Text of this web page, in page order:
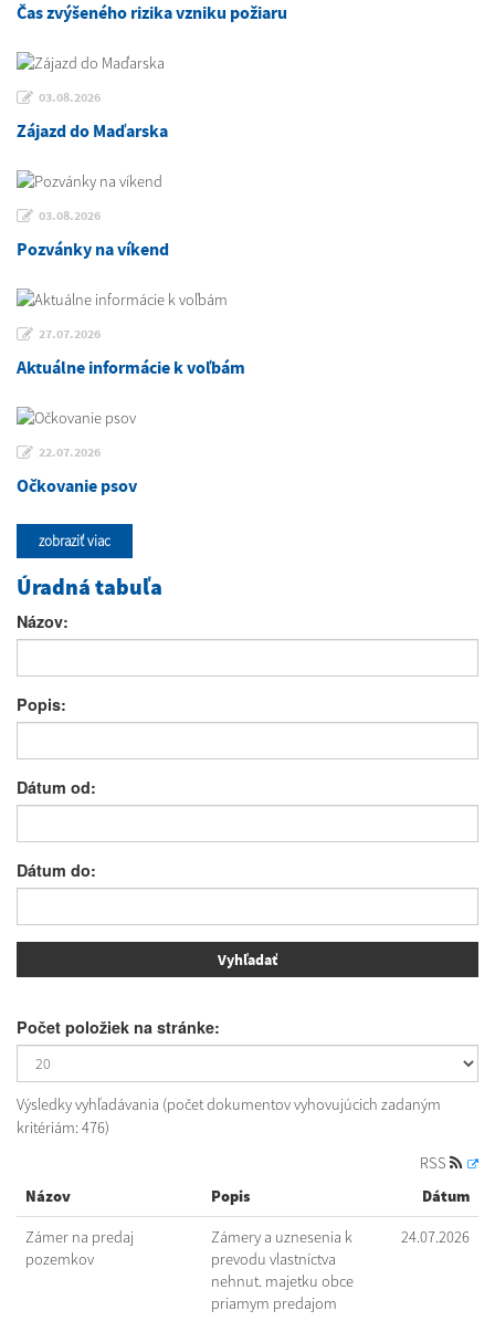
Čas zvýšeného rizika vzniku požiaru
03.08.2026
Zájazd do Maďarska
03.08.2026
Pozvánky na víkend
27.07.2026
Aktuálne informácie k voľbám
22.07.2026
Očkovanie psov
zobraziť viac
Úradná tabuľa
Názov:
Popis:
Dátum od:
Dátum do:
Počet položiek na stránke:
Výsledky vyhľadávania (počet dokumentov vyhovujúcich zadaným
kritériám: 476)
RSS
Názov
Popis Dátum
Zámer na predaj
pozemkov
Zámery a uznesenia k
prevodu vlastníctva
nehnut. majetku obce
priamym predajom
24.07.2026